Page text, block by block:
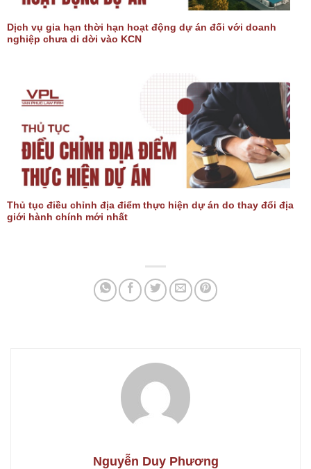
Dịch vụ gia hạn thời hạn hoạt động dự án đối với doanh
nghiệp chưa di dời vào KCN
Thủ tục điều chỉnh địa điểm thực hiện dự án do thay đổi địa
giới hành chính mới nhất
Nguyễn Duy Phương